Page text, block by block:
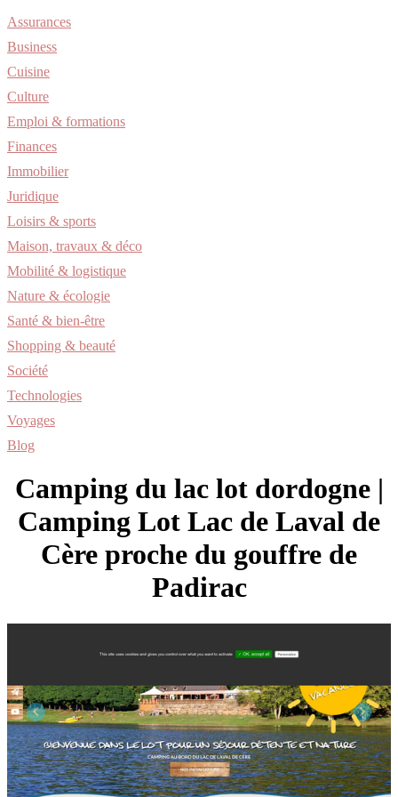
Assurances
Business
Cuisine
Culture
Emploi & formations
Finances
Immobilier
Juridique
Loisirs & sports
Maison, travaux & déco
Mobilité & logistique
Nature & écologie
Santé & bien-être
Shopping & beauté
Société
Technologies
Voyages
Blog
Camping du lac lot dordogne |
Camping Lot Lac de Laval de
Cère proche du gouffre de
Padirac